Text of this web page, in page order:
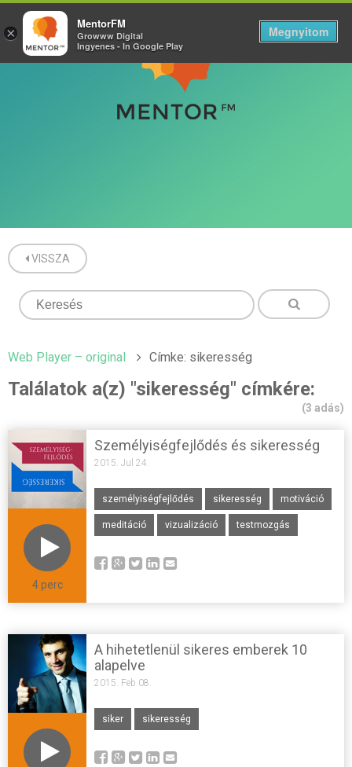
VISSZA
Web Player – original Címke: sikeresség
Találatok a(z) "sikeresség" címkére:
(3 adás)
4 perc
Személyiségfejlődés és sikeresség
2015. Jul 24.
személyiségfejlődés sikeresség motiváció
meditáció vizualizáció testmozgás
A hihetetlenül sikeres emberek 10
alapelve
2015. Feb 08.
siker sikeresség
×
MentorFM
Growww Digital
Ingyenes - In Google Play
Megnyitom